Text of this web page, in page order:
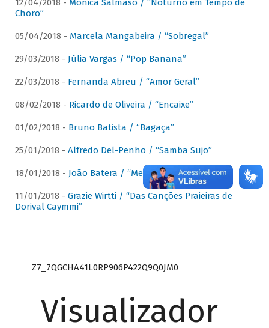
12/04/2018 - Mônica Salmaso / “Noturno em Tempo de
Choro”
05/04/2018 - Marcela Mangabeira / “Sobregal”
29/03/2018 - Júlia Vargas / “Pop Banana”
22/03/2018 - Fernanda Abreu / “Amor Geral”
08/02/2018 - Ricardo de Oliveira / “Encaixe”
01/02/2018 - Bruno Batista / “Bagaça”
25/01/2018 - Alfredo Del-Penho / “Samba Sujo”
18/01/2018 - João Batera / “Meu Pandeiro”
11/01/2018 - Grazie Wirtti / “Das Canções Praieiras de
Dorival Caymmi”
Z7_7QGCHA41L0RP906P422Q9Q0JM0
Visualizador